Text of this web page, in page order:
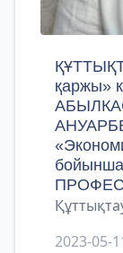
қаржы»
2023-05-